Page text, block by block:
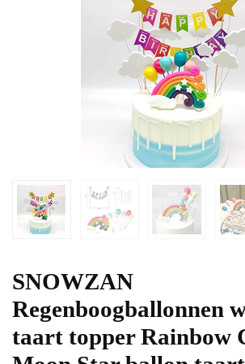
SNOWZAN
Regenboogballonnen
taart topper Rainbow